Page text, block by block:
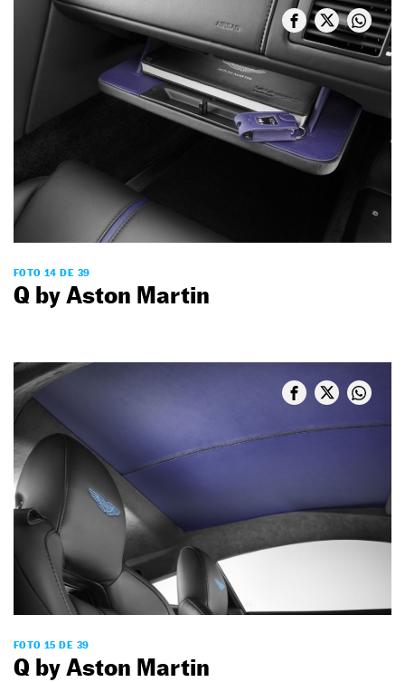
FOTO 14 DE 39
Q by Aston Martin
FOTO 15 DE 39
Q by Aston Martin